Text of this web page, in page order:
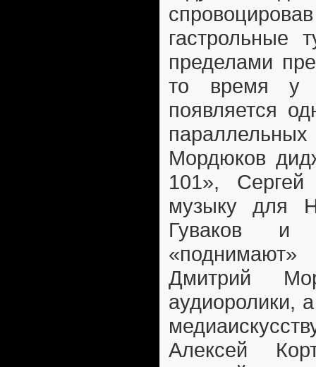
гастрольные
пределами
то время у
появляется
Мордюков
101», Сергей
музыку для
Гуваков и
Дмитрий
аудиоролики,
Алексей